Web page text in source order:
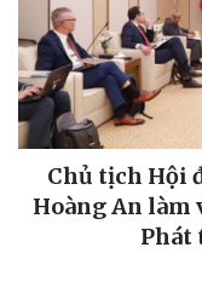
Chủ tịch Hội
Hoàng An làm
Phát